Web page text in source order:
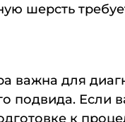
шерсть
важна для
подвида. Если
к